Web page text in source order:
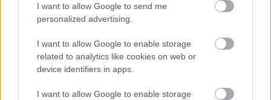
I want to allow Google to send me
personalized advertising.
I want to allow Google to enable storage
related to analytics like cookies on web or
device identifiers in apps.
I want to allow Google to enable storage
El truco contra la cal